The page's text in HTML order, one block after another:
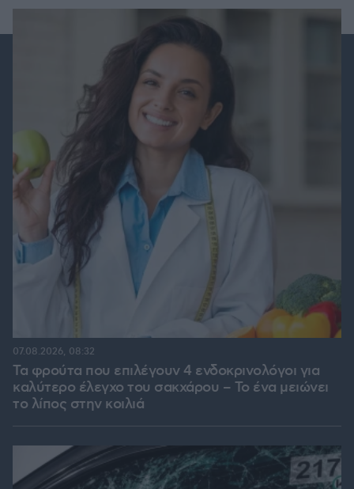
Τα φρούτα που επιλέγουν 4 ενδοκρινολόγοι για
καλύτερο έλεγχο του σακχάρου – Το ένα μειώνει
το λίπος στην κοιλιά
07.08.2026, 08:32